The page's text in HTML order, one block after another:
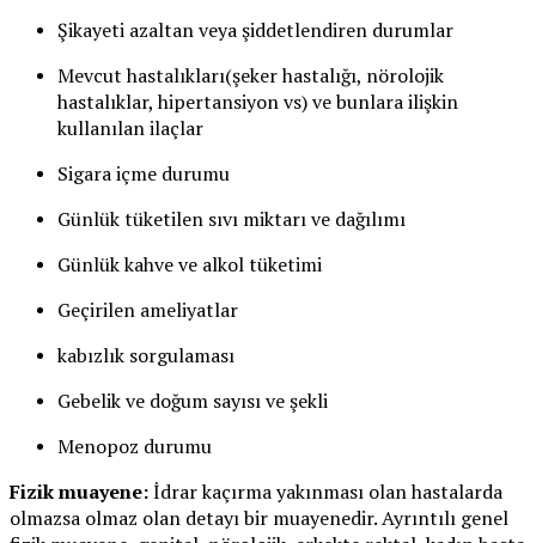
Şikayeti azaltan veya şiddetlendiren durumlar
Mevcut hastalıkları(şeker hastalığı, nörolojik
hastalıklar, hipertansiyon vs) ve bunlara ilişkin
kullanılan ilaçlar
Sigara içme durumu
Günlük tüketilen sıvı miktarı ve dağılımı
Günlük kahve ve alkol tüketimi
Geçirilen ameliyatlar
kabızlık sorgulaması
Gebelik ve doğum sayısı ve şekli
Menopoz durumu
Fizik muayene:İdrar kaçırma yakınması olan hastalarda
olmazsa olmaz olan detayı bir muayenedir. Ayrıntılı genel